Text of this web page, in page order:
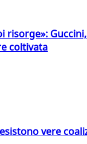
risorge»:
coltivata
vere